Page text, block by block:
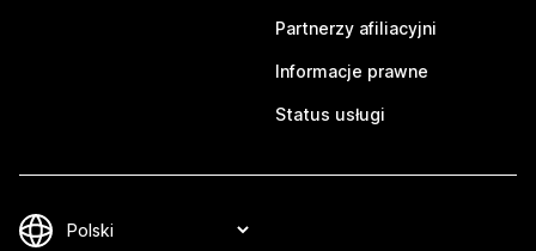
Partnerzy afiliacyjni
Informacje prawne
Status usługi